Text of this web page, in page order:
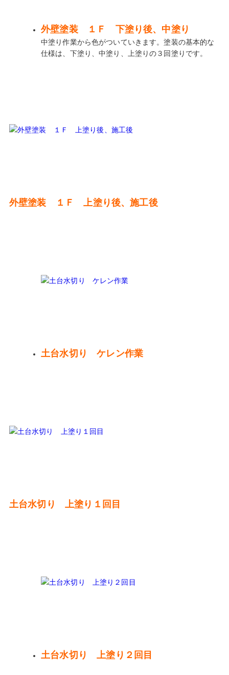
外壁塗装 １Ｆ 下塗り後、中塗り
中塗り作業から色がついていきます。塗装の基本的な
仕様は、下塗り、中塗り、上塗りの３回塗りです。
外壁塗装 １Ｆ 上塗り後、施工後
土台水切り ケレン作業
土台水切り 上塗り１回目
土台水切り 上塗り２回目